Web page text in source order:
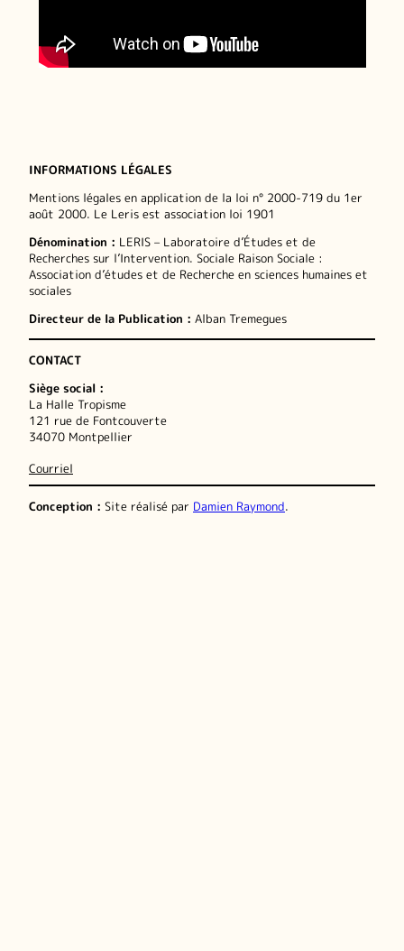
INFORMATIONS LÉGALES
Mentions légales en application de la loi n° 2000-719 du 1er
août 2000. Le Leris est association loi 1901
Dénomination : LERIS – Laboratoire d’Études et de
Recherches sur l’Intervention. Sociale Raison Sociale :
Association d’études et de Recherche en sciences humaines et
sociales
Directeur de la Publication : Alban Tremegues
CONTACT
Siège social :
La Halle Tropisme
121 rue de Fontcouverte
34070 Montpellier
Courriel
Conception : Site réalisé par Damien Raymond.